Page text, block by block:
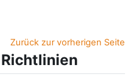
Zurück zur vorherigen Seite